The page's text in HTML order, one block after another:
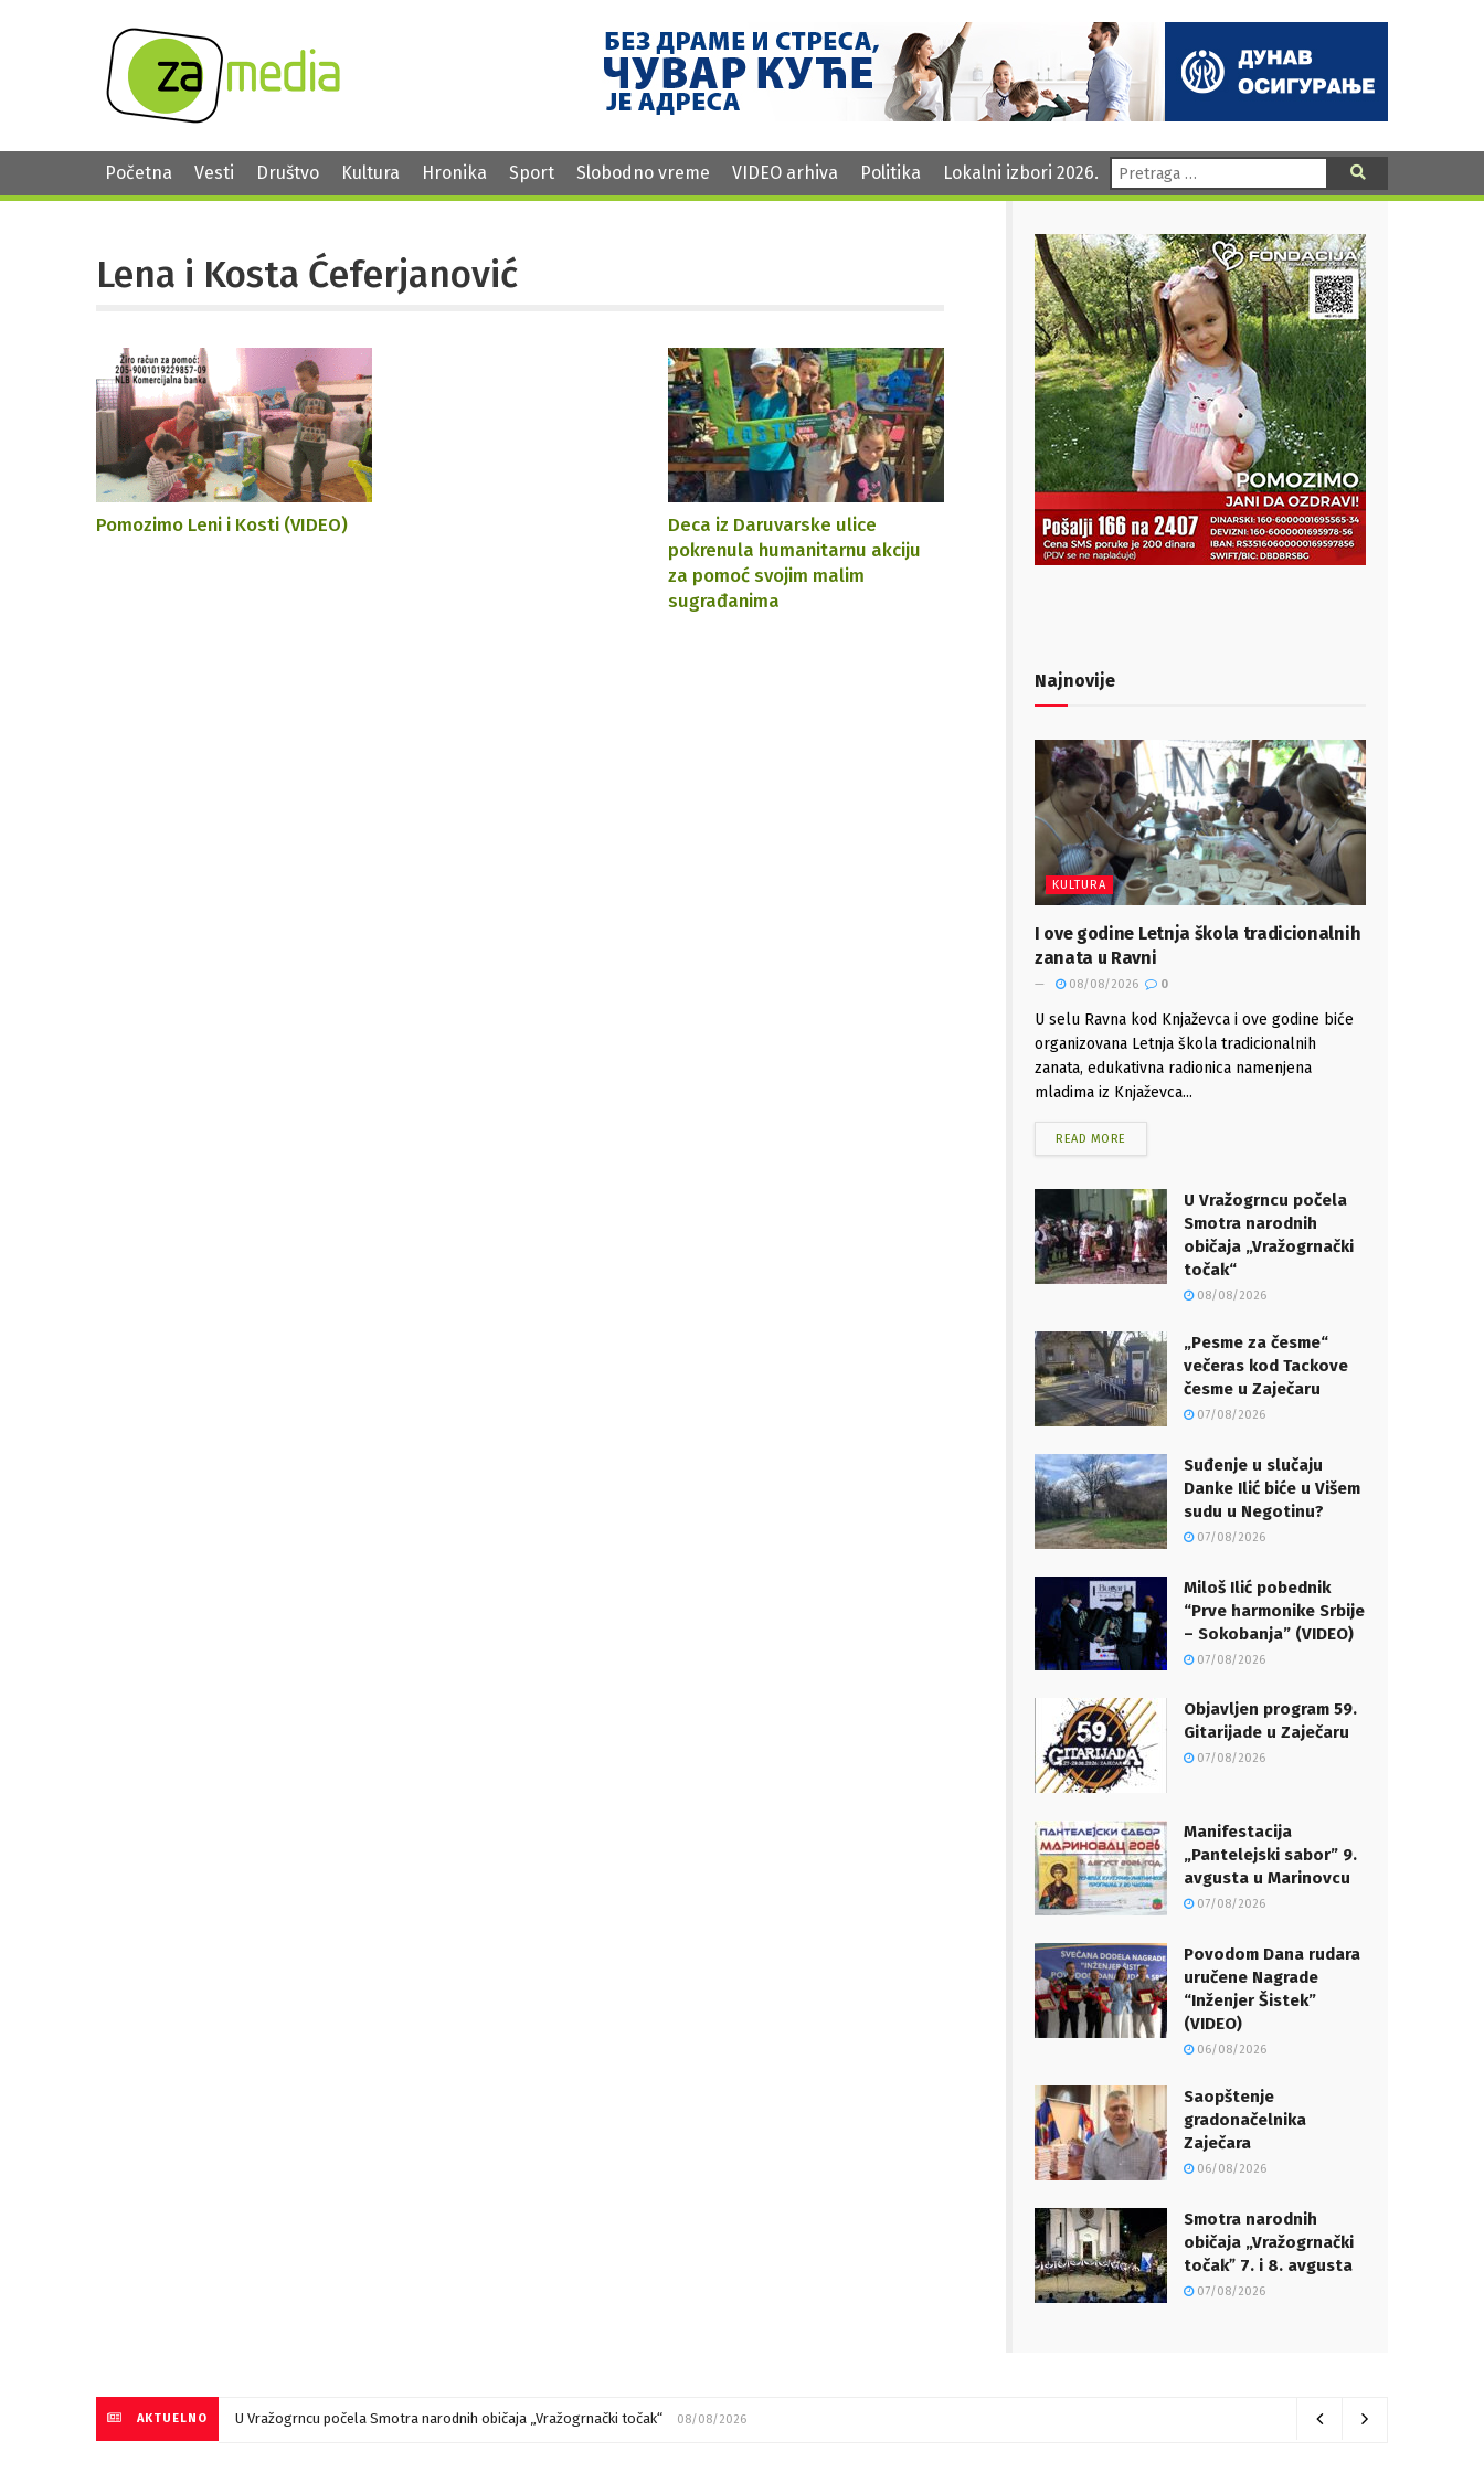
Početna Vesti Društvo Kultura Hronika Sport Slobodno vreme VIDEO arhiva Politika Lokalni izbori 2026. Pretraga:
Lena i Kosta Ćeferjanović
Pomozimo Leni i Kosti (VIDEO)
Deca iz Daruvarske ulice
pokrenula humanitarnu akciju
za pomoć svojim malim
sugrađanima
Najnovije
KULTURA
I ove godine Letnja škola tradicionalnih
zanata u Ravni
08/08/2026 0
U selu Ravna kod Knjaževca i ove godine biće
organizovana Letnja škola tradicionalnih
zanata, edukativna radionica namenjena
mladima iz Knjaževca...
READ MORE
U Vražogrncu počela
Smotra narodnih
običaja „Vražogrnački
točak“
08/08/2026
„Pesme za česme“
večeras kod Tackove
česme u Zaječaru
07/08/2026
Suđenje u slučaju
Danke Ilić biće u Višem
sudu u Negotinu?
07/08/2026
Miloš Ilić pobednik
“Prve harmonike Srbije
– Sokobanja” (VIDEO)
07/08/2026
Objavljen program 59.
Gitarijade u Zaječaru
07/08/2026
Manifestacija
„Pantelejski sabor” 9.
avgusta u Marinovcu
07/08/2026
Povodom Dana rudara
uručene Nagrade
“Inženjer Šistek”
(VIDEO)
06/08/2026
Saopštenje
gradonačelnika
Zaječara
06/08/2026
Smotra narodnih
običaja „Vražogrnački
točakˮ 7. i 8. avgusta
07/08/2026
AKTUELNO U Vražogrncu počela Smotra narodnih običaja „Vražogrnački točak“ 08/08/2026